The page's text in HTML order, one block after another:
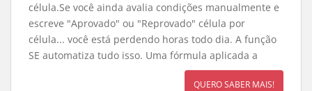
célula.Se você ainda avalia condições manualmente e
escreve "Aprovado" ou "Reprovado" célula por
célula... você está perdendo horas todo dia. A função
SE automatiza tudo isso. Uma fórmula aplicada a
QUERO SABER MAIS!